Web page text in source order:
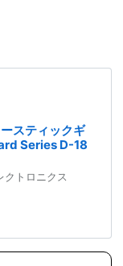
スティックギ
Series D-18
クトロニクス